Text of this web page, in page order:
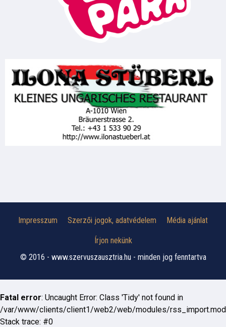
Impresszum Szerzői jogok, adatvédelem Média ajánlat
Írjon nekünk
© 2016 - www.szervuszausztria.hu - minden jog fenntartva
Fatal error: Uncaught Error: Class 'Tidy' not found in
/var/www/clients/client1/web2/web/modules/
Stack trace: #0